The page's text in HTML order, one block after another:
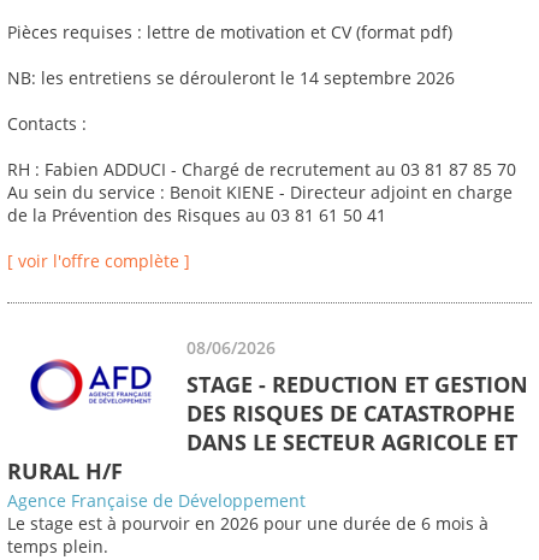
Pièces requises : lettre de motivation et CV (format pdf)
NB: les entretiens se dérouleront le 14 septembre 2026
Contacts :
RH : Fabien ADDUCI - Chargé de recrutement au 03 81 87 85 70
Au sein du service : Benoit KIENE - Directeur adjoint en charge
de la Prévention des Risques au 03 81 61 50 41
[ voir l'offre complète ]
08/06/2026
STAGE - REDUCTION ET GESTION
DES RISQUES DE CATASTROPHE
DANS LE SECTEUR AGRICOLE ET
RURAL H/F
Agence Française de Développement
Le stage est à pourvoir en 2026 pour une durée de 6 mois à
temps plein.